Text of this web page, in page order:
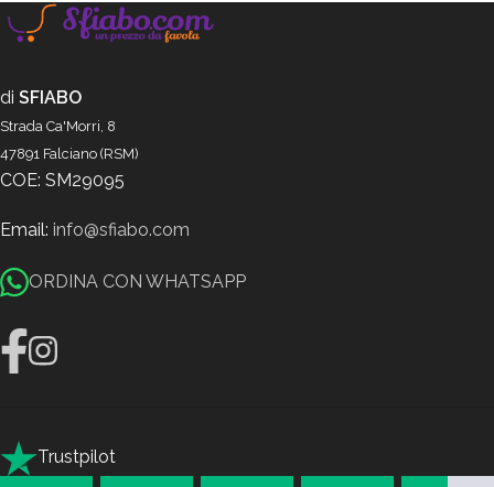
di SFIABO
Strada Ca'Morri, 8
47891 Falciano (RSM)
COE: SM29095
Email: info@sfiabo.com
ORDINA CON WHATSAPP
Trustpilot